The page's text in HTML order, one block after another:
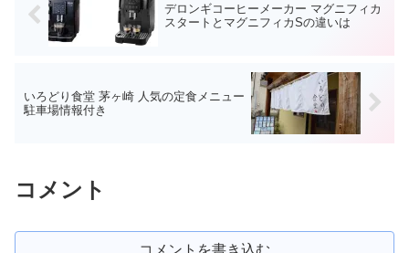
デロンギコーヒーメーカー マグニフィカ
スタートとマグニフィカSの違いは
いろどり食堂 茅ヶ崎 人気の定食メニュー
駐車場情報付き
コメント
コメントを書き込む